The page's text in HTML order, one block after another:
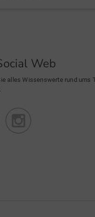
Web
alles Wissenswerte rund ums